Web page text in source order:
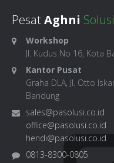
PesatAghni Solusi
Workshop
Jl. Kudus No 16, Kota
Kantor Pusat
Graha DLA, Jl. Otto
Bandung
sales@pasolusi.co.id
office@pasolusi.co.id
hendi@pasolusi.co.id
0813-8300-0805